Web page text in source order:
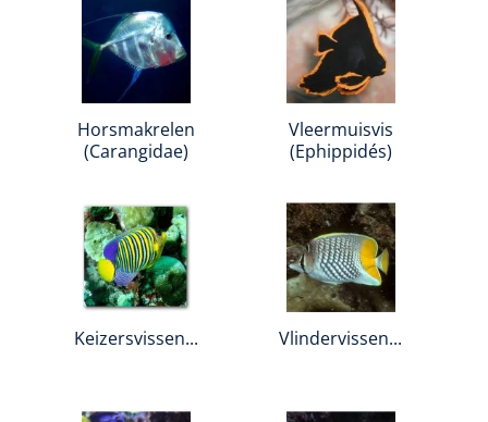
Horsmakrelen
(Carangidae)
Vleermuisvis
(Ephippidés)
Keizersvissen... Vlindervissen...